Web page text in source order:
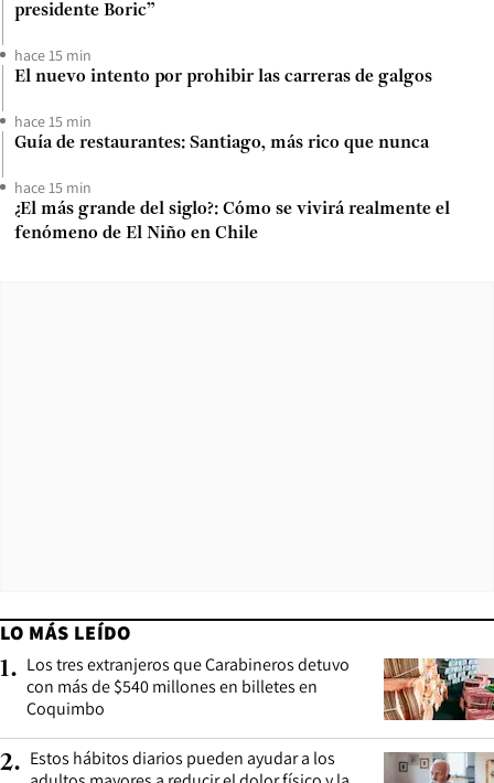
presidente Boric”
hace 15 min
El nuevo intento por prohibir las carreras de galgos
hace 15 min
Guía de restaurantes: Santiago, más rico que nunca
hace 15 min
¿El más grande del siglo?: Cómo se vivirá realmente el
fenómeno de El Niño en Chile
LO MÁS LEÍDO
1. Los tres extranjeros que Carabineros detuvo
con más de $540 millones en billetes en
Coquimbo
2. Estos hábitos diarios pueden ayudar a los